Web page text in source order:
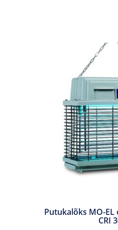
Putukalõks MO-EL
CRI